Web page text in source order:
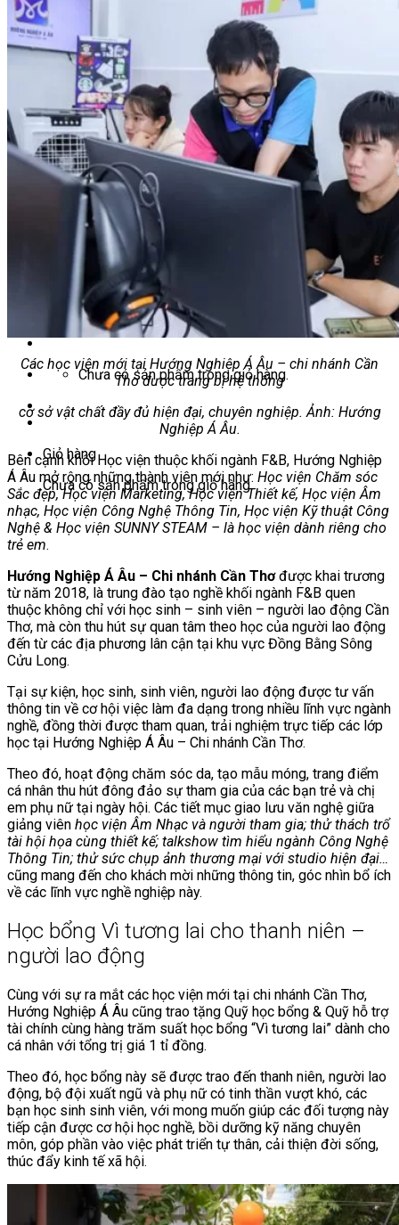
Tạo Mẫu Và Chăm Sóc Sắc Đẹp
Truyền Thông Đa Phương Tiện
Công Nghệ Thông Tin
An Ninh Mạng
Thiết Kế Đồ Họa
Âm Nhạc
Điện Công Nghiệp Và Dân Dụng
Văn Hóa Phổ Thông
Nâng Cao Năng Lực Tiếng Anh – Chuẩn TOEIC
Tin Tức
HỌC BỔNG 2026
Học kỹ năng
Đào Tạo Nghề
Hoạt Động
Văn Hóa Ẩm Thực Việt Nam
Sự Kiện Hướng Nghiệp Á Âu
Siêu Thị ĐVP Market
Chưa có sản phẩm trong giỏ hàng.
Giỏ hàng
Chưa có sản phẩm trong giỏ hàng.
Các học viện mới tại Hướng Nghiệp Á Âu – chi nhánh Cần
Thơ được trang bị hệ thống
cơ sở vật chất đầy đủ hiện đại, chuyên nghiệp. Ảnh: Hướng
Nghiệp Á Âu.
Bên cạnh khối Học viện thuộc khối ngành F&B, Hướng Nghiệp
Á Âu mở rộng những thành viên mới như: Học viện Chăm sóc
Sắc đẹp, Học viện Marketing, Học viện Thiết kế, Học viện Âm
nhạc, Học viện Công Nghệ Thông Tin, Học viện Kỹ thuật Công
Nghệ & Học viện SUNNY STEAM – là học viện dành riêng cho
trẻ em.
Hướng Nghiệp Á Âu – Chi nhánh Cần Thơđược khai trương
từ năm 2018, là trung đào tạo nghề khối ngành F&B quen
thuộc không chỉ với học sinh – sinh viên – người lao động Cần
Thơ, mà còn thu hút sự quan tâm theo học của người lao động
đến từ các địa phương lân cận tại khu vực Đồng Bằng Sông
Cửu Long.
Tại sự kiện, học sinh, sinh viên, người lao động được tư vấn
thông tin về cơ hội việc làm đa dạng trong nhiều lĩnh vực ngành
nghề, đồng thời được tham quan, trải nghiệm trực tiếp các lớp
học tại Hướng Nghiệp Á Âu – Chi nhánh Cần Thơ.
Theo đó, hoạt động chăm sóc da, tạo mẫu móng, trang điểm
cá nhân thu hút đông đảo sự tham gia của các bạn trẻ và chị
em phụ nữ tại ngày hội. Các tiết mục giao lưu văn nghệ giữa
giảng viên học viện Âm Nhạc và người tham gia; thử thách trổ
tài hội họa cùng thiết kế; talkshow tìm hiểu ngành Công Nghệ
Thông Tin; thử sức chụp ảnh thương mại với studio hiện đại…
cũng mang đến cho khách mời những thông tin, góc nhìn bổ ích
về các lĩnh vực nghề nghiệp này.
Học bổng Vì tương lai cho thanh niên –
người lao động
Cùng với sự ra mắt các học viện mới tại chi nhánh Cần Thơ,
Hướng Nghiệp Á Âu cũng trao tặng Quỹ học bổng & Quỹ hỗ trợ
tài chính cùng hàng trăm suất học bổng “Vì tương lai” dành cho
cá nhân với tổng trị giá 1 tỉ đồng.
Theo đó, học bổng này sẽ được trao đến thanh niên, người lao
động, bộ đội xuất ngũ và phụ nữ có tinh thần vượt khó, các
bạn học sinh sinh viên, với mong muốn giúp các đối tượng này
tiếp cận được cơ hội học nghề, bồi dưỡng kỹ năng chuyên
môn, góp phần vào việc phát triển tự thân, cải thiện đời sống,
thúc đẩy kinh tế xã hội.